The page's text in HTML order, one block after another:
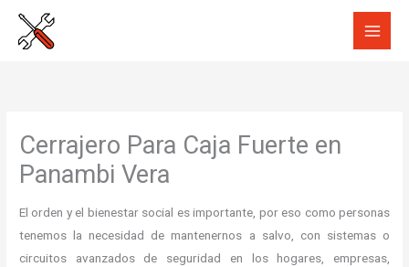
Cerrajero Para Caja Fuerte en
Panambi Vera
El orden y el bienestar social es importante, por eso como personas
tenemos la necesidad de mantenernos a salvo, con sistemas o
circuitos avanzados de seguridad en los hogares, empresas,